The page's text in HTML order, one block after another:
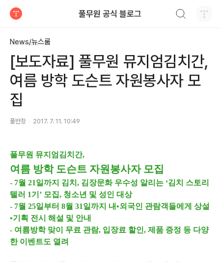
풀무원 공식 블로그
News/뉴스룸
[보도자료] 풀무원 뮤지엄김치간,
여름 방학 도슨트 자원봉사자 모
집
풀반장 2017. 7. 11. 10:49
풀무원 뮤지엄김치간,
여름 방학 도슨트 자원봉사자 모집
- 7월 21일까지 김치, 김장문화 우수성 알리는 ‘김치 스토리
텔러 1기’ 모집, 청소년 및 성인 대상
- 7월 25일부터 8월 31일까지 내•외국인 관람객들에게 상설
•기획 전시 해설 및 안내
- 여름방학 맞이 무료 관람, 입장료 할인, 제품 증정 등 다양
한 이벤트도 열려